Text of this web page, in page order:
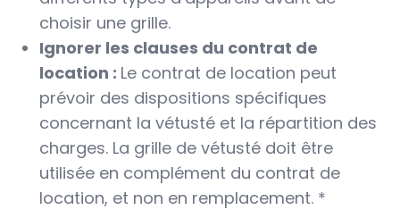
choisir une grille.
Ignorer les clauses du contrat de
location : Le contrat de location peut
prévoir des dispositions spécifiques
concernant la vétusté et la répartition des
charges. La grille de vétusté doit être
utilisée en complément du contrat de
location, et non en remplacement. *